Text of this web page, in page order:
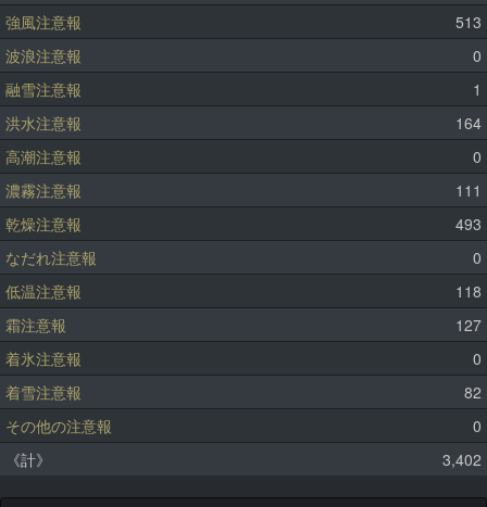
強風注意報
513
波浪注意報
0
融雪注意報
1
洪水注意報
164
高潮注意報
0
濃霧注意報
111
乾燥注意報
493
なだれ注意報
0
低温注意報
118
霜注意報
127
着氷注意報
0
着雪注意報
82
その他の注意報
0
《計》
3,402